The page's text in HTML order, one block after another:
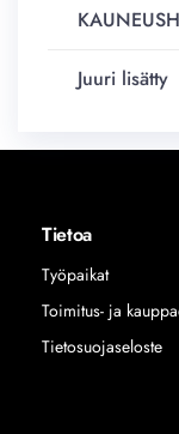
Juuri lisätty
Tietoa
Työpaikat
Toimitus- ja
Tietosuojaseloste